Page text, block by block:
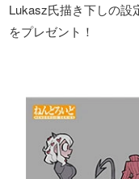
Lukasz氏描き下しの設
をプレゼント！